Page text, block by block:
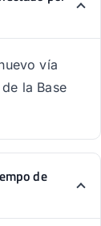
vía
la Base
de